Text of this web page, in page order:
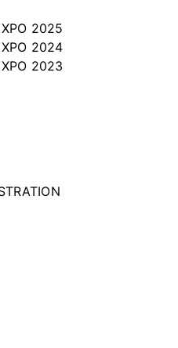
2025
2024
2023